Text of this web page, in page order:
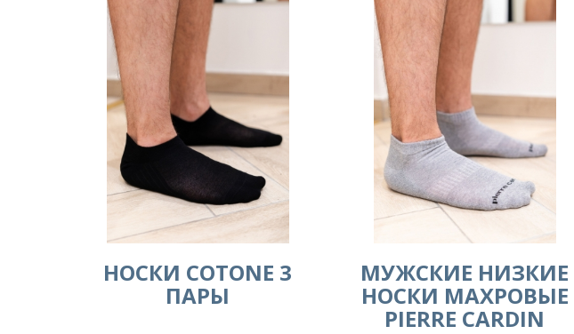
HОСКИ COTONE 3
ПАРЫ
МУЖСКИЕ НИЗКИЕ
НОСКИ МАХРОВЫЕ
PIERRE CARDIN